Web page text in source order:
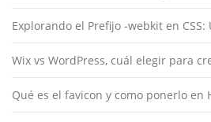
Explorando el Prefijo -webkit en
Wix vs WordPress, cuál elegir para
Qué es el favicon y como ponerlo en